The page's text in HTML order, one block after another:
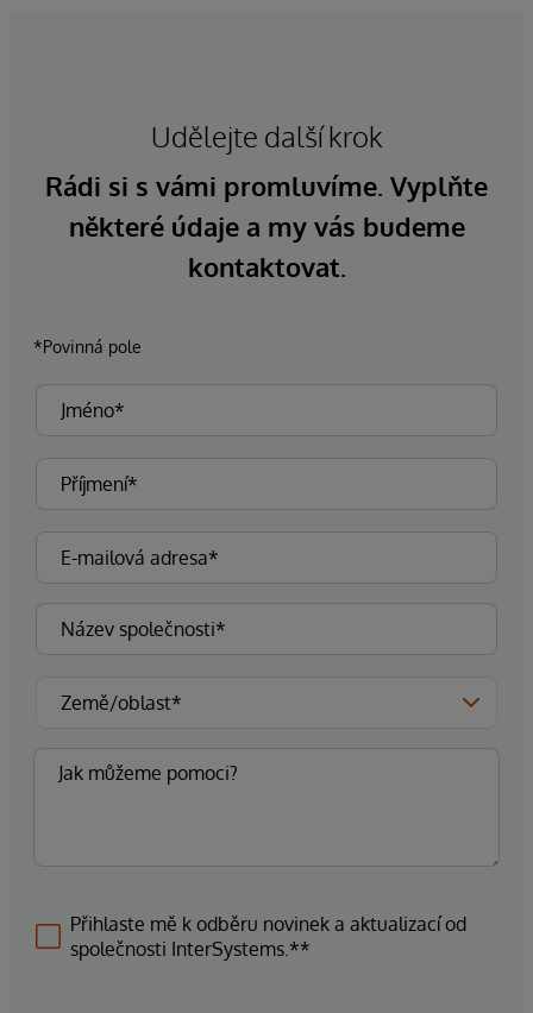
Udělejte další krok
Rádi si s vámi promluvíme. Vyplňte
některé údaje a my vás budeme
kontaktovat.
*Povinná pole
Přihlaste mě k odběru novinek a aktualizací od
společnosti InterSystems.**